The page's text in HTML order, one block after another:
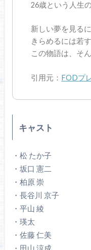
26歳という人生
新しい夢を見る
きらめるには若す
この物語は、そ
引用元： FODプ
キャスト
・松 たか子
・坂口 憲二
・柏原 崇
・長谷川 京子
・平山 綾
・瑛太
・佐藤 仁美
・田山 涼成